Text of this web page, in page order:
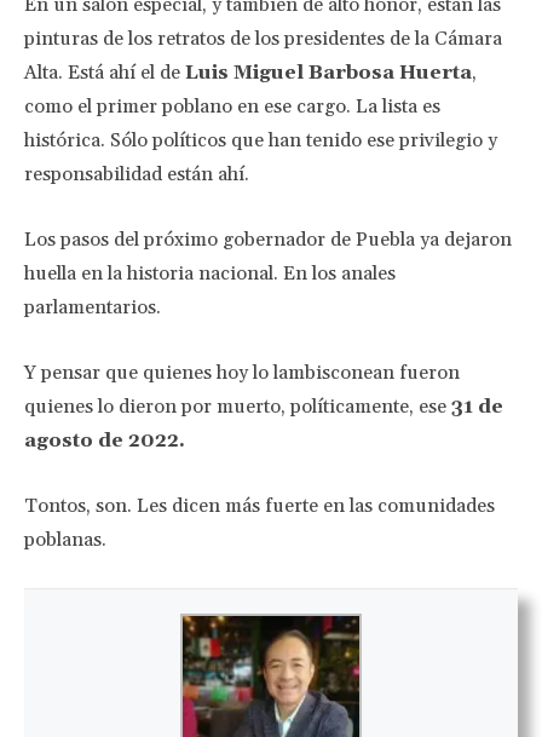
En un salón especial, y también de alto honor, están las
pinturas de los retratos de los presidentes de la Cámara
Alta. Está ahí el de Luis Miguel Barbosa Huerta,
como el primer poblano en ese cargo. La lista es
histórica. Sólo políticos que han tenido ese privilegio y
responsabilidad están ahí.
Los pasos del próximo gobernador de Puebla ya dejaron
huella en la historia nacional. En los anales
parlamentarios.
Y pensar que quienes hoy lo lambisconean fueron
quienes lo dieron por muerto, políticamente, ese 31 de
agosto de 2022.
Tontos, son. Les dicen más fuerte en las comunidades
poblanas.